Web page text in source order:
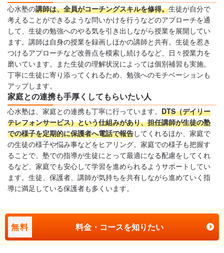
心水塾の講師は、全員がコーチングスキルを修得。生徒が自分で
考えることができるような問いかけを行うなどのアプローチを通
して、生徒の勉強へのやる気を引き出しながら授業を展開してい
ます。講師は自身の授業を録画しほかの講師と共有。生徒を惹き
つけるアプローチなど改善点を模索し続けるなど、日々授業力を
磨いています。また生徒の理解状況によっては個別補習も実施。
丁寧に生徒に寄り添ってくれるため、勉強へのモチベーションも
アップします。
家庭との連携も手厚くしてもらいたい人
心水塾は、家庭との連携も丁寧に行っています。 DTS（デイリー
テレフォンサービス）という仕組みがあり、担任講師が生徒の塾
での様子を定期的に保護者へ電話で報告してくれるほか、家庭で
の生徒の様子や悩み事などをヒアリング。家庭での様子も把握す
ることで、塾での指導が生徒にとって最適になる配慮をしてくれ
るなど、家庭でも安心して学習を進められるようサポートしてい
ます。生徒、保護者、講師が気持ちを共有しながら進めていく指
導に満足している保護者も多くいます。
無料 料金・コースを知りたい